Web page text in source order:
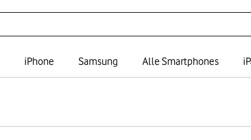
iPhone Samsung Alle Smartphones